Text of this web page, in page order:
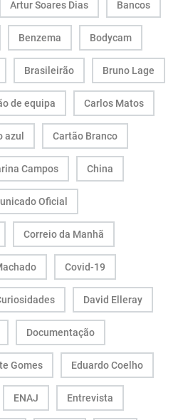
Artur Soares Dias Bancos
Benzema Bodycam
Brasileirão Bruno Lage
de equipa Carlos Matos
azul Cartão Branco
Campos China
Oficial
Correio da Manhã
Covid-19
David Elleray
Documentação
Gomes Eduardo Coelho
ENAJ Entrevista